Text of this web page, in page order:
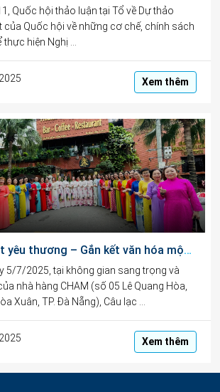
Quốc hội thảo luận tại Tổ về Dự thảo
của Quốc hội về những cơ chế, chính sách
thực hiện Nghị …
Xem thêm
Sinh nhật yêu thương – Gắn kết văn hóa một mái nhà
5/7/2025, tại không gian sang trọng và
nhà hàng CHAM (số 05 Lê Quang Hòa,
Xuân, TP. Đà Nẵng), Câu lạc …
Xem thêm